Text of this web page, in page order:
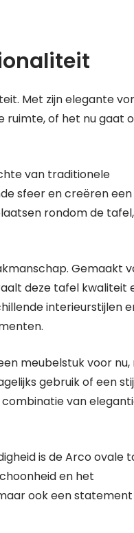
Met zijn elegante
ruimte, of het nu gaat
van traditionele
sfeer en creëren een
rondom de tafel,
Gemaakt
deze tafel kwaliteit
interieurstijlen
meubelstuk voor
gebruik of een
van
is de Arco ovale
en het
ook een statement